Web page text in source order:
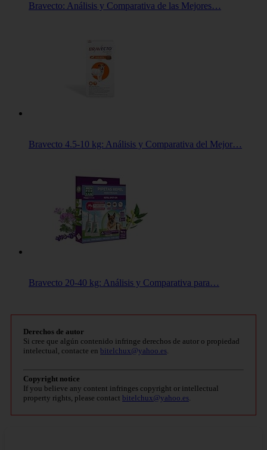
Bravecto: Análisis y Comparativa de las Mejores…
Bravecto 4.5-10 kg: Análisis y Comparativa del Mejor…
Bravecto 20-40 kg: Análisis y Comparativa para…
Derechos de autor
Si cree que algún contenido infringe derechos de autor o propiedad
intelectual, contacte en bitelchux@yahoo.es.
Copyright notice
If you believe any content infringes copyright or intellectual
property rights, please contact bitelchux@yahoo.es.